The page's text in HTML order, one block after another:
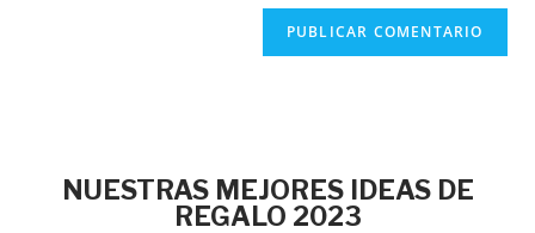
NUESTRAS MEJORES IDEAS DE
REGALO 2023